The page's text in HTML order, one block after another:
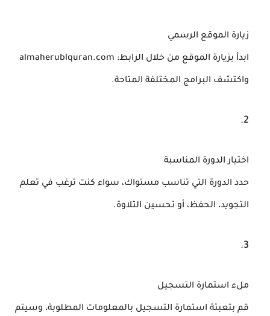
زيارة الموقع الرسمي
ابدأ بزيارة الموقع من خلال الرابط: almaherublquran.com
واكتشف البرامج المختلفة المتاحة.
اختيار الدورة المناسبة
حدد الدورة التي تناسب مستواك، سواء كنت ترغب في تعلم
التجويد، الحفظ، أو تحسين التلاوة.
ملء استمارة التسجيل
قم بتعبئة استمارة التسجيل بالمعلومات المطلوبة، وسيتم